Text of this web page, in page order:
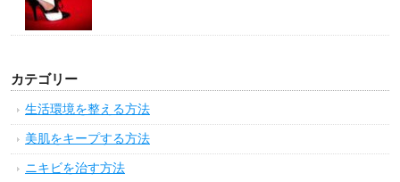
カテゴリー
生活環境を整える方法
美肌をキープする方法
ニキビを治す方法